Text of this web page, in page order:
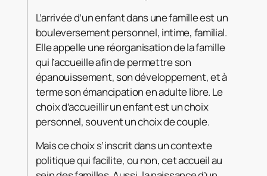
L’arrivée d’un enfant dans une famille est un
bouleversement personnel, intime, familial.
Elle appelle une réorganisation de la famille
qui l’accueille afin de permettre son
épanouissement, son développement, et à
terme son émancipation en adulte libre. Le
choix d’accueillir un enfant est un choix
personnel, souvent un choix de couple.
Mais ce choix s’inscrit dans un contexte
politique qui facilite, ou non, cet accueil au